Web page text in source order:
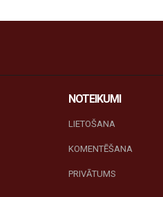
NOTEIKUMI
LIETOŠANA
KOMENTĒŠANA
PRIVĀTUMS